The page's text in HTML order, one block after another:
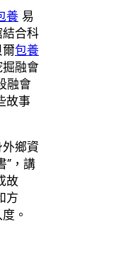
養 易
合科
包養
融會
融會
故事
鄉資
”，講
故
方
。